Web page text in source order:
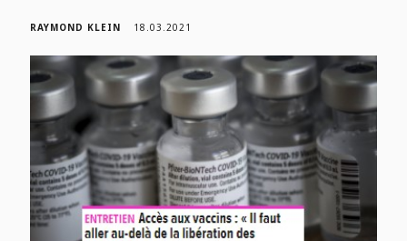
RAYMOND KLEIN 18.03.2021